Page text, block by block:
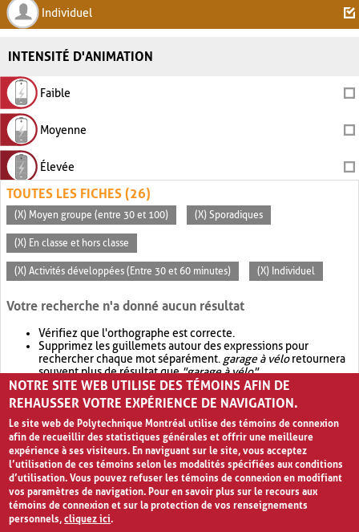
Individuel
INTENSITÉ D'ANIMATION
Faible
Moyenne
Élevée
TOUTES LES FICHES (26)
(X) Moyen groupe (entre 30 et 100) (X) Sporadiques
(X) En classe et hors classe
(X) Activités développées (Entre 30 et 60 minutes) (X) Individuel
Votre recherche n'a donné aucun résultat
Vérifiez que l'orthographe est correcte.
Supprimez les guillemets autour des expressions pour
rechercher chaque mot séparément. garage à véloretournera
souvent plus de résultat que"garage à vélo".
Envisagez d'élargir votre recherche avec OR.garage OR vélo
retournera souvent plus de résultat quegarage à vélo
NOTRE SITE WEB UTILISE DES TÉMOINS AFIN DE
REHAUSSER VOTRE EXPÉRIENCE DE NAVIGATION.
Le site web de Polytechnique Montréal utilise des témoins de connexion
afin de recueillir des statistiques générales et offrir une meilleure
expérience à ses visiteurs. En naviguant sur le site, vous acceptez
l’utilisation de ces témoins selon les modalités spécifiées aux conditions
d’utilisation. Vous pouvez refuser les témoins de connexion en modifiant
vos paramètres de navigation. Pour en savoir plus sur le recours aux
témoins de connexion et sur la protection de vos renseignements
personnels,cliquez ici.